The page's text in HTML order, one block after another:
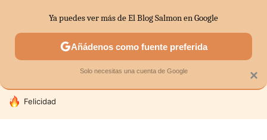
SECTORES ECONOMÍA DOMÉSTICA MERCADOS
HOY SE HABLA DE
Felicidad
×
Ya puedes ver más de El Blog Salmon en Google
Añádenos como fuente preferida
Solo necesitas una cuenta de Google